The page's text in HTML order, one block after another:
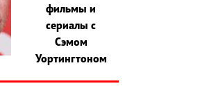
фильмы и
сериалы с
Сэмом
Уортингтоном